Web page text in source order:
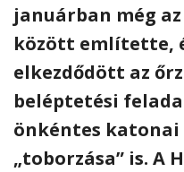
januárban még
között említette,
elkezdődött az
beléptetési
önkéntes
„toborzása” is. A